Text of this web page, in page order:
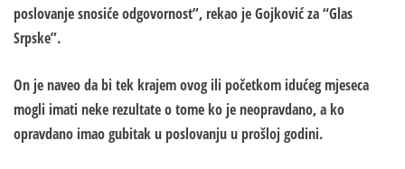
poslovanje snosiće odgovornost”, rekao je Gojković za “Glas
Srpske”.
On je naveo da bi tek krajem ovog ili početkom idućeg mjeseca
mogli imati neke rezultate o tome ko je neopravdano, a ko
opravdano imao gubitak u poslovanju u prošloj godini.